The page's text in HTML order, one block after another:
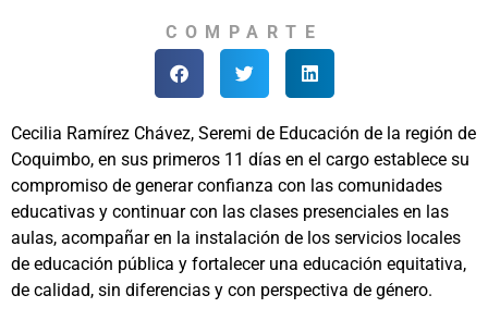
COMPARTE
Cecilia Ramírez Chávez, Seremi de Educación de la región de
Coquimbo, en sus primeros 11 días en el cargo establece su
compromiso de generar confianza con las comunidades
educativas y continuar con las clases presenciales en las
aulas, acompañar en la instalación de los servicios locales
de educación pública y fortalecer una educación equitativa,
de calidad, sin diferencias y con perspectiva de género.